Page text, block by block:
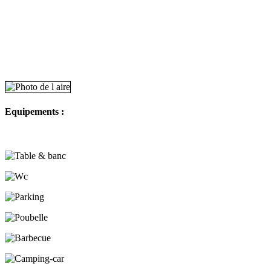
Equipements :